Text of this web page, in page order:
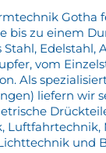
Gotha
bis zu einem
Stahl, Edelstahl,
vom
Als
liefern wir
Luftfahrtechnik,
und